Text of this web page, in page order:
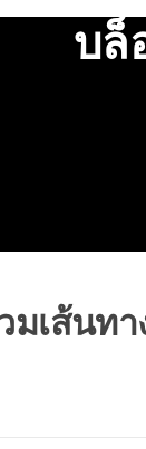
บล็
เส้นท